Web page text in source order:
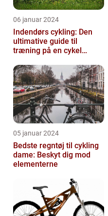
06 januar 2024
Indendørs cykling: Den
ultimative guide til
træning på en cykel
05 januar 2024
Bedste regntøj til cykling
dame: Beskyt dig mod
elementerne